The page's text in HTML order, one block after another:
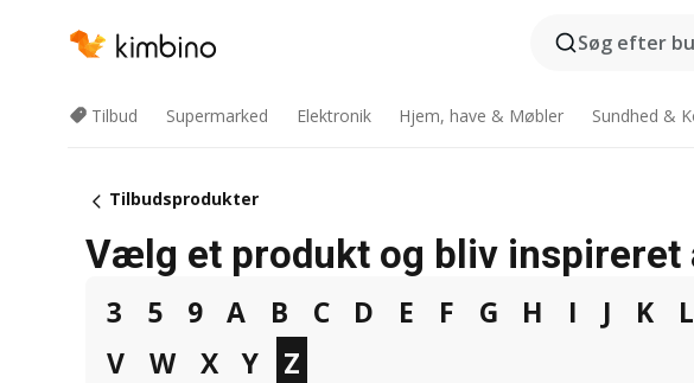
Søg efter
Tilbud Supermarked Elektronik Hjem, have & Møbler Sundhed &
Tilbudsprodukter
Vælg et produkt og bliv inspireret
3 5 9 A B C D E F G H I J K L
V
W X Y Z